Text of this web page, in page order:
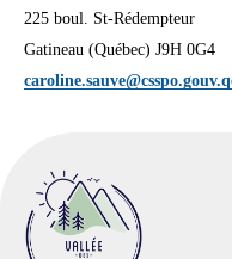
225 boul. St-Rédempteur
Gatineau (Québec) J9H 0G4